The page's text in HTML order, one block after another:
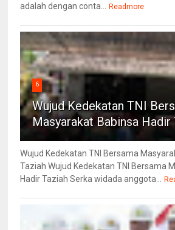
adalah dengan conta...
Readmore
6
Wujud Kedekatan TNI
Masyarakat Babinsa Hadir
Wujud Kedekatan TNI Bersama
Taziah Wujud Kedekatan TNI Bersama
Hadir Taziah Serka widada anggota...